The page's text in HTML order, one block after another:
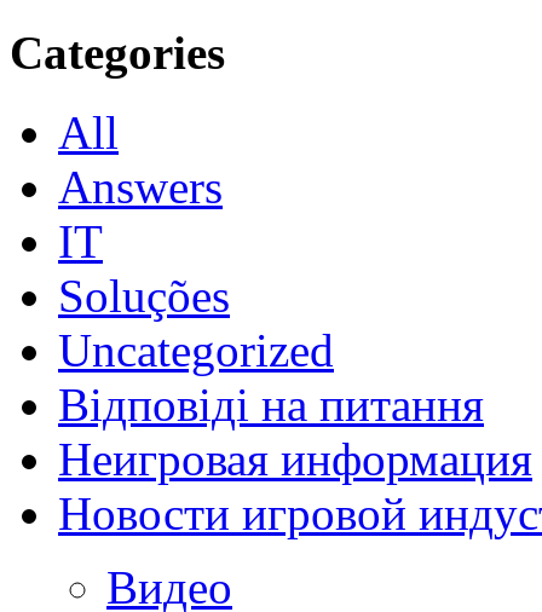
Categories
All
Answers
IT
Soluções
Uncategorized
Відповіді на питання
Неигровая информация
Новости игровой
Видео